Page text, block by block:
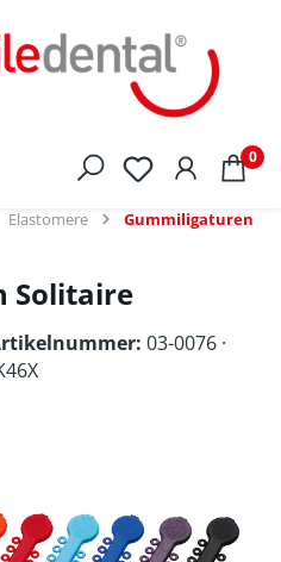
0
Elastomere Gummiligaturen
Solitaire
03-0076 ·